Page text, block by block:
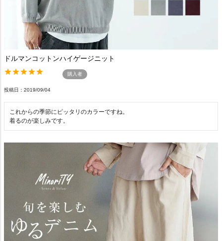
ドルマンコットンハイゲージニット
購入者
投稿日 2019/09/04
これからの季節にピッタリのカラーですね。
着るのが楽しみです。